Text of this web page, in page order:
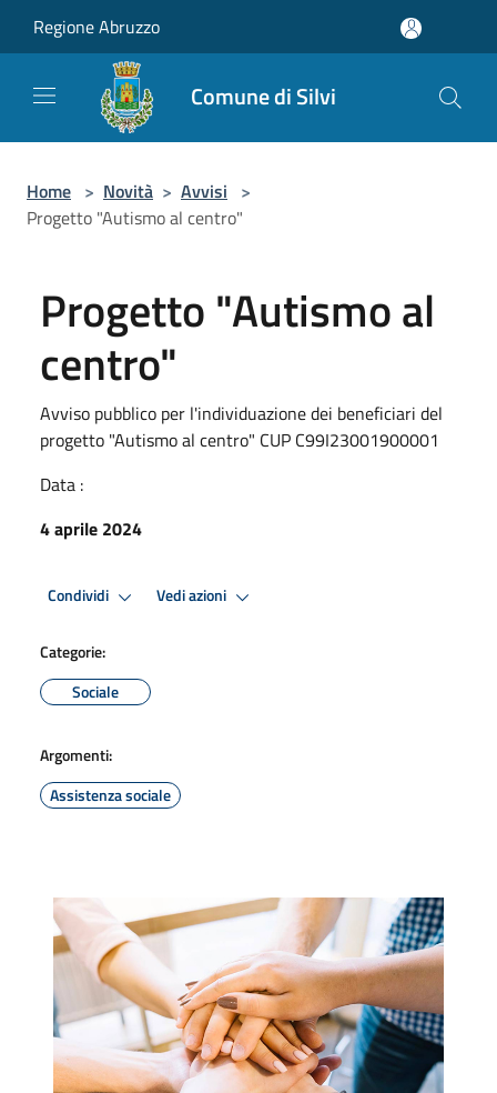
Regione Abruzzo
Comune di Silvi
Home > Novità > Avvisi >
Progetto "Autismo al centro"
Progetto "Autismo al
centro"
Avviso pubblico per l'individuazione dei beneficiari del
progetto "Autismo al centro" CUP C99I23001900001
Data :
4 aprile 2024
Condividi Vedi azioni
Categorie:
Sociale
Argomenti:
Assistenza sociale